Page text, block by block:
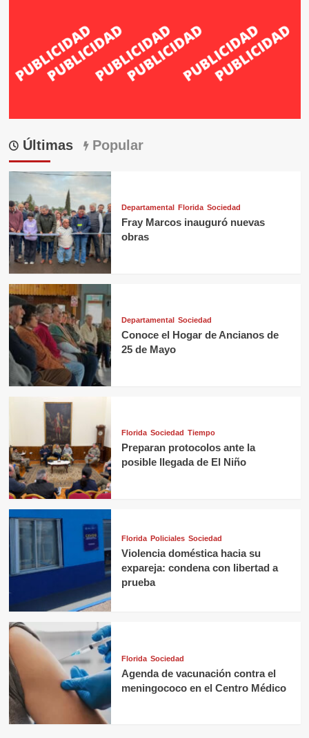
Últimas Popular
Departamental Florida Sociedad
Fray Marcos inauguró nuevas
obras
Departamental Sociedad
Conoce el Hogar de Ancianos de
25 de Mayo
Florida Sociedad Tiempo
Preparan protocolos ante la
posible llegada de El Niño
Florida Policiales Sociedad
Violencia doméstica hacia su
expareja: condena con libertad a
prueba
Florida Sociedad
Agenda de vacunación contra el
meningococo en el Centro Médico